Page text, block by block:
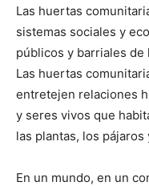
Las huertas
sistemas sociales y
públicos y barriales de
Las huertas
entretejen relaciones
y seres vivos que
las plantas, los
En un mundo, en un